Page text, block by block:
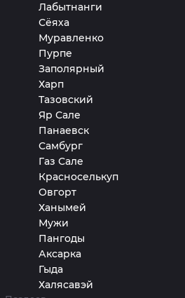
Лабытнанги
Сёяха
Муравленко
Пурпе
Заполярный
Харп
Тазовский
Яр Сале
Панаевск
Самбург
Газ Сале
Красноселькуп
Овгорт
Ханымей
Мужи
Пангоды
Аксарка
Гыда
Халясавэй